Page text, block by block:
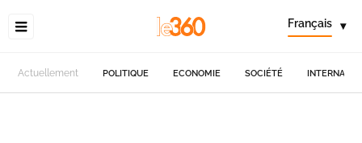
Français ▾
Actuellement POLITIQUE ECONOMIE SOCIÉTÉ